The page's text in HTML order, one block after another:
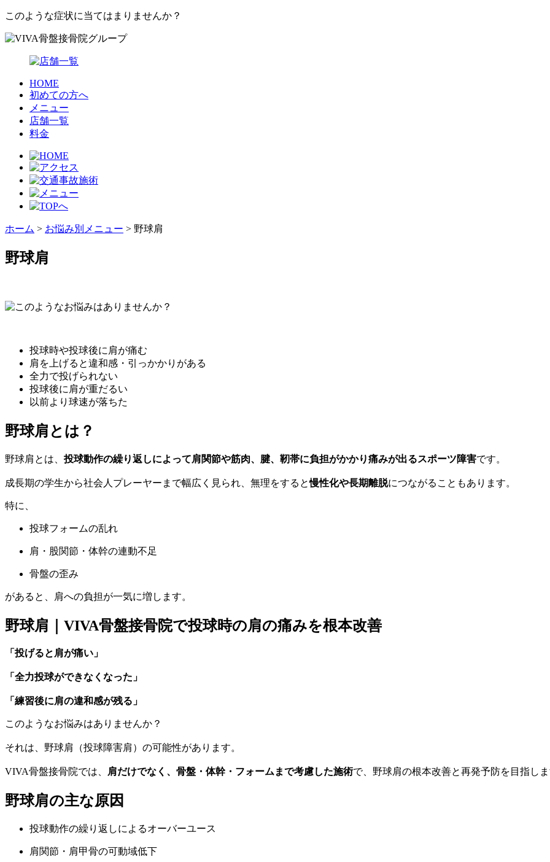
このような症状に当てはまりませんか？
HOME
初めての方へ
メニュー
店舗一覧
料金
ホーム > お悩み別メニュー > 野球肩
野球肩
投球時や投球後に肩が痛む
肩を上げると違和感・引っかかりがある
全力で投げられない
投球後に肩が重だるい
以前より球速が落ちた
野球肩とは？
野球肩とは、投球動作の繰り返しによって肩関節や筋肉、腱、靭帯に負担がかかり痛みが出るスポーツ障害です。
成長期の学生から社会人プレーヤーまで幅広く見られ、無理をすると慢性化や長期離脱につながることもあります。
特に、
投球フォームの乱れ
肩・股関節・体幹の連動不足
骨盤の歪み
があると、肩への負担が一気に増します。
野球肩｜VIVA骨盤接骨院で投球時の肩の痛みを根本改善
「投げると肩が痛い」
「全力投球ができなくなった」
「練習後に肩の違和感が残る」
このようなお悩みはありませんか？
それは、野球肩（投球障害肩）の可能性があります。
VIVA骨盤接骨院では、 肩だけでなく、骨盤・体幹・フォームまで考慮した施術で、野球肩の根本改善と再発予防を目指し
野球肩の主な原因
投球動作の繰り返しによるオーバーユース
肩関節・肩甲骨の可動域低下